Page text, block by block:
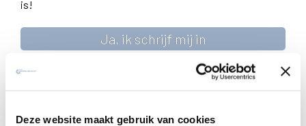
Deze website maakt gebruik van cookies
is!
Ja, ik schrijf mij in
Doelgroep: Jongvolwassenen en volwassenen